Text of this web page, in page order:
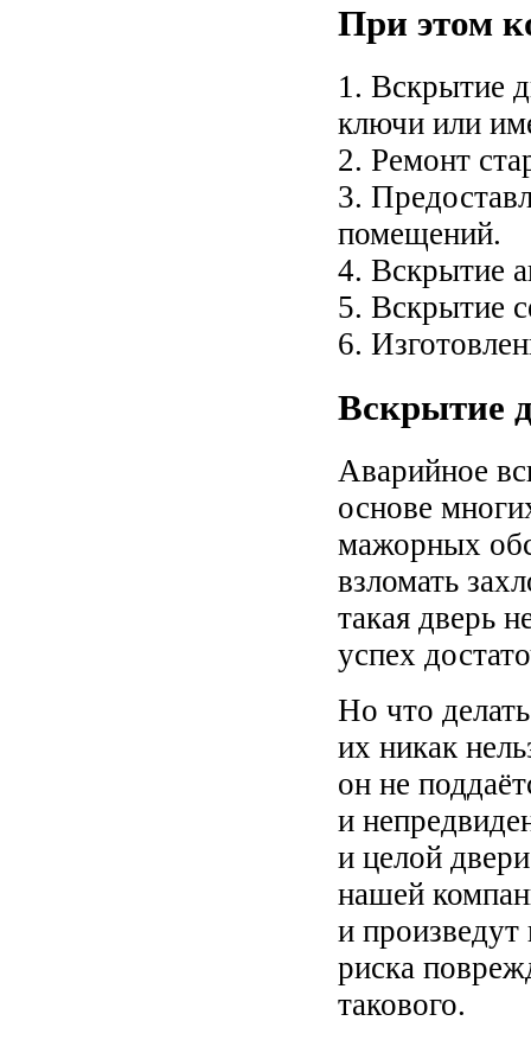
При этом
1. Вскрытие
ключи или
2. Ремонт
3.
помещений.
4. Вскрытие
5. Вскрытие
6.
Вскрытие
Аварийное
основе
мажорных
взломать
такая дверь
успех
Но что
их никак
он не
и
и целой
нашей
и произведут
риска
такового.